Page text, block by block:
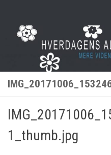
1_thumb.jpg